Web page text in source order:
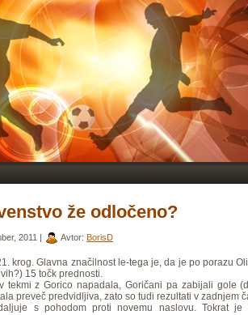
že odločeno?
2011 | Avtor: BorisD
krog. Glavna značilnost le-tega je, da je po porazu
15 točk prednosti.
tekmi z Gorico napadala, Goričani pa zabijali gole
preveč predvidljiva, zato so tudi rezultati v zadnjem
s pohodom proti novemu naslovu. Tokrat je